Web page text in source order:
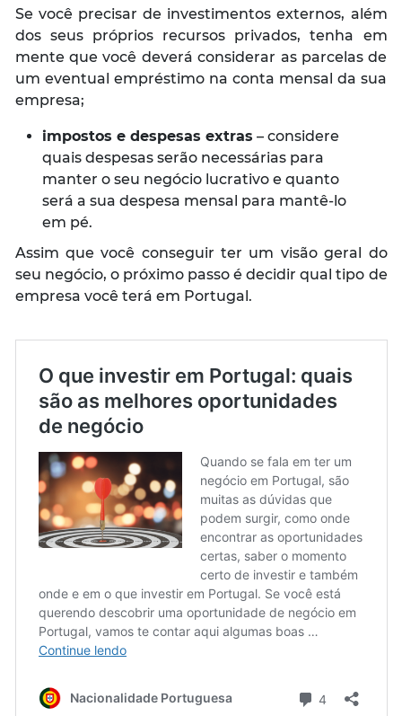
Se você precisar de investimentos externos, além
dos seus próprios recursos privados, tenha em
mente que você deverá considerar as parcelas de
um eventual empréstimo na conta mensal da sua
empresa;
impostos e despesas extras – considere
quais despesas serão necessárias para
manter o seu negócio lucrativo e quanto
será a sua despesa mensal para mantê-lo
em pé.
Assim que você conseguir ter um visão geral do
seu negócio, o próximo passo é decidir qual tipo de
empresa você terá em Portugal.